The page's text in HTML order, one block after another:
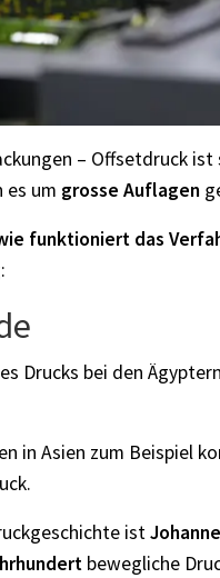
– Offsetdruck
es um grosse Auflagen
funktioniert das
Drucks bei den
in Asien zum Beispiel
ist
bewegliche